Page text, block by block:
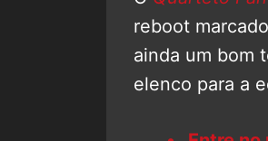
reboot
ainda um bom
elenco para a